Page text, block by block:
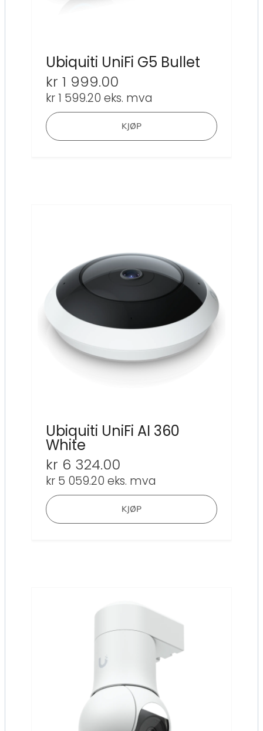
Ubiquiti UniFi G5 Bullet
kr 1 999.00
kr1 599.20 eks. mva
KJØP
Ubiquiti UniFi AI 360
White
kr 6 324.00
kr 5 059.20 eks. mva
KJØP